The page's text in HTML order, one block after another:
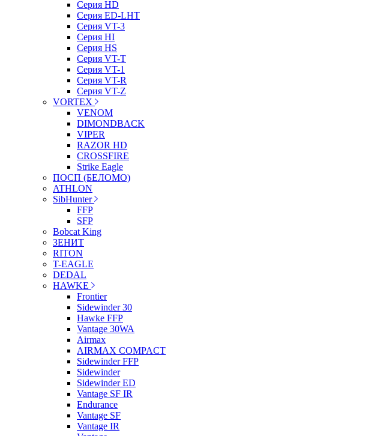
Серия HD
Серия ED-LHT
Серия VT-3
Серия HI
Серия HS
Серия VT-T
Серия VT-1
Серия VT-R
Серия VT-Z
VORTEX
VENOM
DIMONDBACK
VIPER
RAZOR HD
CROSSFIRE
Strike Eagle
ПОСП (БЕЛОМО)
ATHLON
SibHunter
FFP
SFP
Bobcat King
ЗЕНИТ
RITON
T-EAGLE
DEDAL
HAWKE
Frontier
Sidewinder 30
Hawke FFP
Vantage 30WA
Airmax
AIRMAX COMPACT
Sidewinder FFP
Sidewinder
Sidewinder ED
Vantage SF IR
Endurance
Vantage SF
Vantage IR